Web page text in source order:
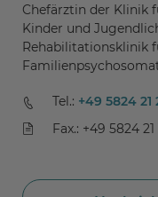
Chefärztin der Klinik
Kinder und
Rehabilitationsklinik
Tel.: +49 5824 21
Fax.: +49 5824 21